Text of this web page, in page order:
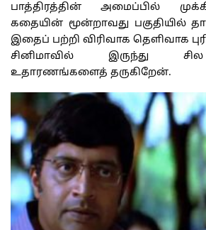
பாத்திரத்தின் அமைப்பில்
கதையின் மூன்றாவது பகுதியில்
இதைப் பற்றி விரிவாக தெளிவாக
சினிமாவில் இருந்து
உதாரணங்களைத் தருகிறேன்.